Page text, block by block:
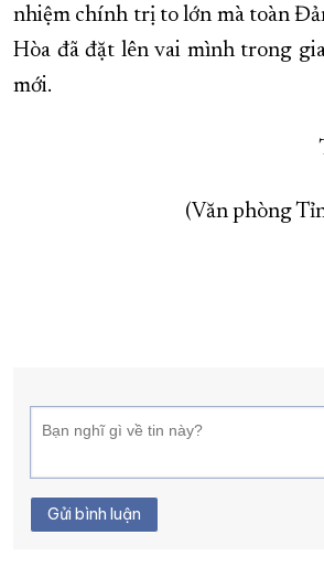
nhiệm chính trị to lớn mà toàn
Hòa đã đặt lên vai mình trong
mới.
(Văn phòng
Gửi bình luận